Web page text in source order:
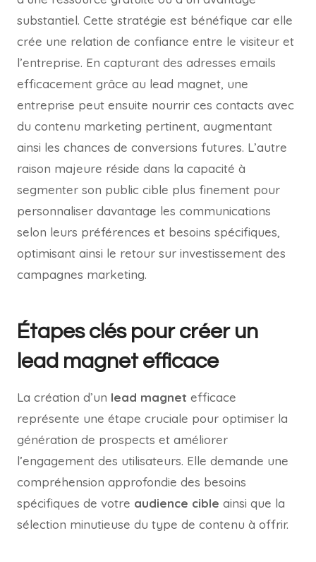
substantiel. Cette stratégie est bénéfique car elle
crée une relation de confiance entre le visiteur et
l’entreprise. En capturant des adresses emails
efficacement grâce au lead magnet, une
entreprise peut ensuite nourrir ces contacts avec
du contenu marketing pertinent, augmentant
ainsi les chances de conversions futures. L’autre
raison majeure réside dans la capacité à
segmenter son public cible plus finement pour
personnaliser davantage les communications
selon leurs préférences et besoins spécifiques,
optimisant ainsi le retour sur investissement des
campagnes marketing.
Étapes clés pour créer un
lead magnet efficace
La création d’un lead magnet efficace
représente une étape cruciale pour optimiser la
génération de prospects et améliorer
l’engagement des utilisateurs. Elle demande une
compréhension approfondie des besoins
spécifiques de votre audience cible ainsi que la
sélection minutieuse du type de contenu à offrir.